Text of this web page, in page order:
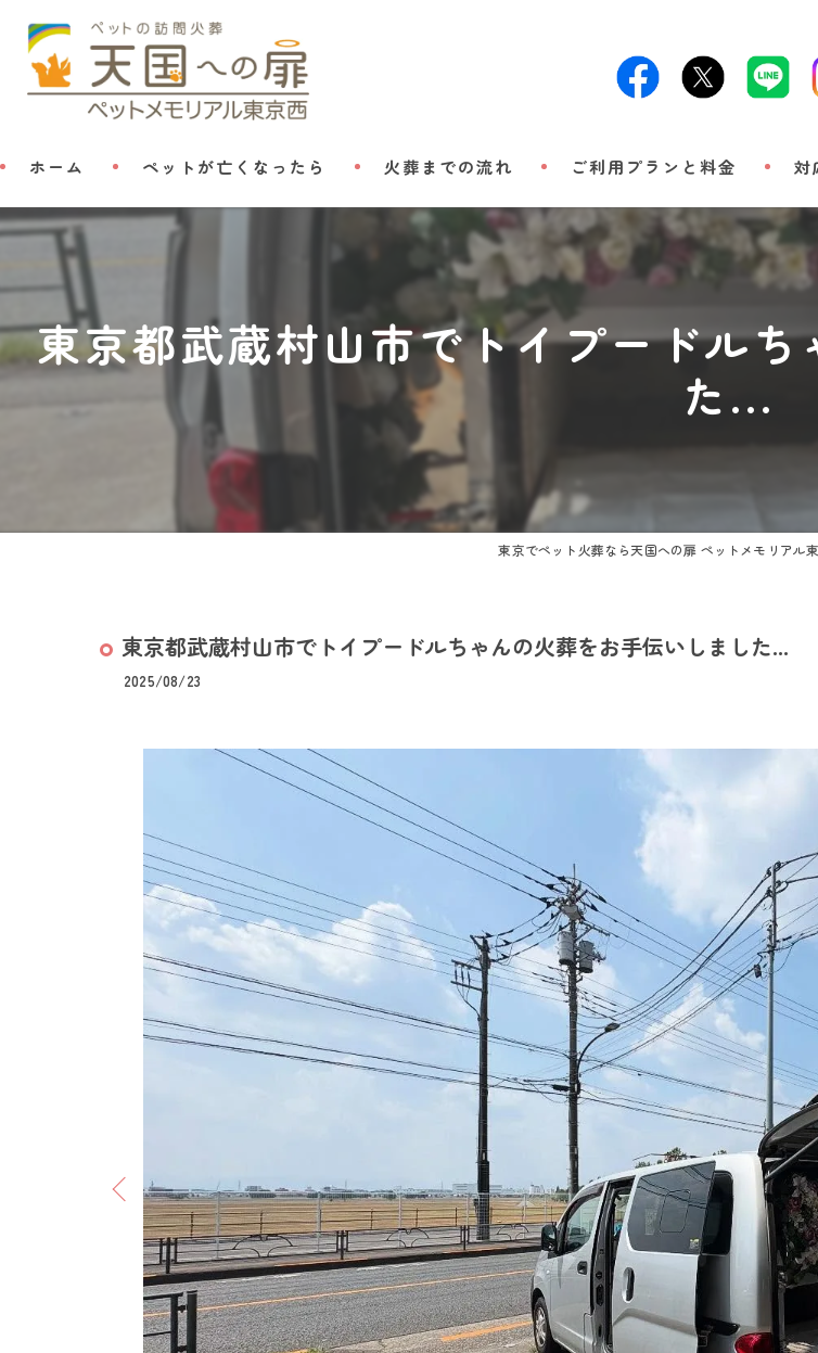
ホーム ペットが亡くなったら 火葬までの流れ ご利用プランと料金 対
東京都武蔵村山市でトイプードル
た...
東京でペット火葬なら天国への扉 ペットメモリアル
東京都武蔵村山市でトイプードルちゃんの火葬をお手伝いしました...
2025/08/23